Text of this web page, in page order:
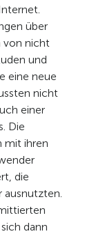
über
von nicht
und
eine neue
nicht
einer
Die
mit ihren
die
ausnutzten.
dann